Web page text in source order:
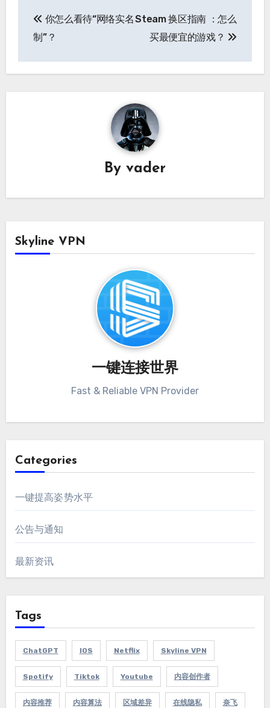
章
航
你怎么看待“网络实名
制”？
Steam 换区指南 ：怎么
买最便宜的游戏？
By vader
Skyline VPN
一键连接世界
Fast & Reliable VPN Provider
Categories
一键提高姿势水平
公告与通知
最新资讯
Tags
ChatGPT IOS Netflix Skyline VPN
Spotify Tiktok Youtube 内容创作者
内容推荐 内容算法 区域差异 在线隐私 奈飞